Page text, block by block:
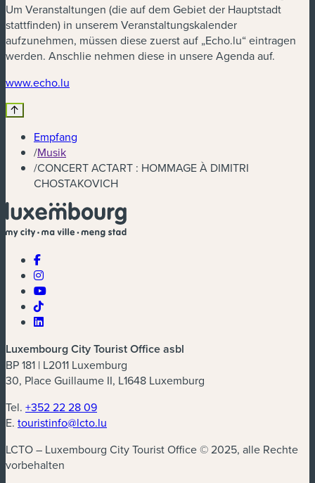
Um Veranstaltungen (die auf dem Gebiet der Hauptstadt
stattfinden) in unserem Veranstaltungskalender
aufzunehmen, müssen diese zuerst auf „Echo.lu“ eintragen
werden. Anschlie nehmen diese in unsere Agenda auf.
www.echo.lu
Empfang
/Musik
/CONCERT ACTART : HOMMAGE À DIMITRI
CHOSTAKOVICH
Luxembourg City Tourist Office asbl
BP 181 | L2011 Luxemburg
30, Place Guillaume II, L1648 Luxemburg
Tel. +352 22 28 09
E. touristinfo@lcto.lu
LCTO – Luxembourg City Tourist Office © 2025, alle Rechte
vorbehalten